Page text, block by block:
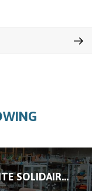
LES PUCES DE L’ILOT : BROCANTE SOLIDAIRE À SAINT-GILLES